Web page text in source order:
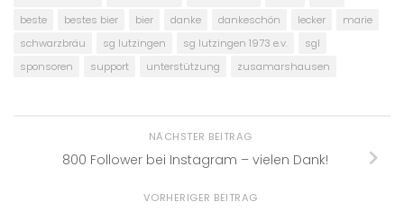
beste
bestes bier bier danke dankeschön lecker
marie
schwarzbräu
sg lutzingen sg lutzingen 1973 e.v.
sgl
sponsoren
support unterstützung zusamarshausen
NÄCHSTER BEITRAG
800 Follower bei Instagram – vielen Dank!
VORHERIGER BEITRAG